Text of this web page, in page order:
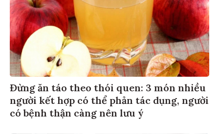
Đừng ăn táo theo thói quen: 3 món nhiều
người kết hợp có thể phản tác dụng, người
có bệnh thận càng nên lưu ý